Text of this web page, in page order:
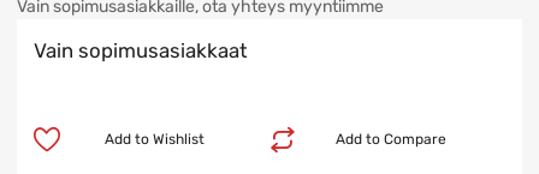
Vain sopimusasiakkaille, ota yhteys myyntiimme
Vain sopimusasiakkaat
Add to Compare
Add to Wishlist